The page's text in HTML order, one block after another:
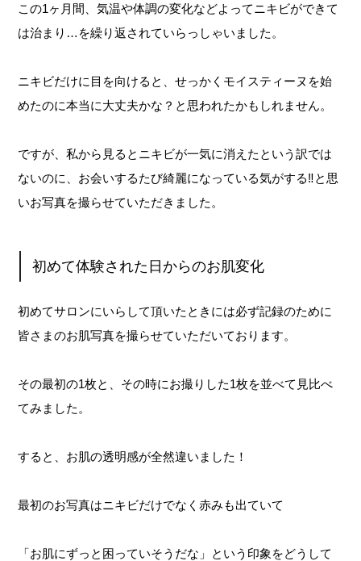
この1ヶ月間、気温や体調の変化などよってニキビができて
は治まり…を繰り返されていらっしゃいました。
ニキビだけに目を向けると、せっかくモイスティーヌを始
めたのに本当に大丈夫かな？と思われたかもしれません。
ですが、私から見るとニキビが一気に消えたという訳では
ないのに、お会いするたび綺麗になっている気がする‼️と思
いお写真を撮らせていただきました。
初めて体験された日からのお肌変化
初めてサロンにいらして頂いたときには必ず記録のために
皆さまのお肌写真を撮らせていただいております。
その最初の1枚と、その時にお撮りした1枚を並べて見比べ
てみました。
すると、お肌の透明感が全然違いました！
最初のお写真はニキビだけでなく赤みも出ていて
「お肌にずっと困っていそうだな」という印象をどうして